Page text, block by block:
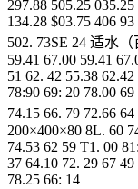
297.88 505.25
134.28 $03.75 406
502. 73SE 24 适水
59.41 67.00 59.41
51 62. 42 55.38
78:90 69: 20 78.00
74.15 66. 79 72.66
200×400×80 8L. 60
74.53 62 59 T1. 00
37 64.10 72. 29 67
78.25 66: 14